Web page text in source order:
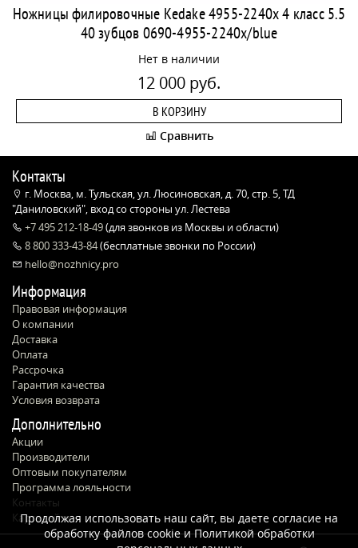
Ножницы филировочные Kedake 4955-2240x 4 класс 5.5
40 зубцов 0690-4955-2240x/blue
Нет в наличии
12 000 руб.
В КОРЗИНУ
Сравнить
Контакты
г. Москва, м. Тульская, ул. Люсиновская, д. 70, стр. 5, ТД
"Даниловский", вход со стороны ул. Лестева
+7 495 212-18-49(для звонков из Москвы и области)
8 800 333-43-84(бесплатные звонки по России)
hello@nozhnicy.pro
Информация
Правовая информация
О компании
Доставка
Оплата
Рассрочка
Гарантия качества
Условия возврата
Дополнительно
Акции
Производители
Оптовым покупателям
Программа лояльности
Контакты
Карта сайта
Продолжая использовать наш сайт, вы даете согласие на
обработку файлов cookie иПолитикой обработки